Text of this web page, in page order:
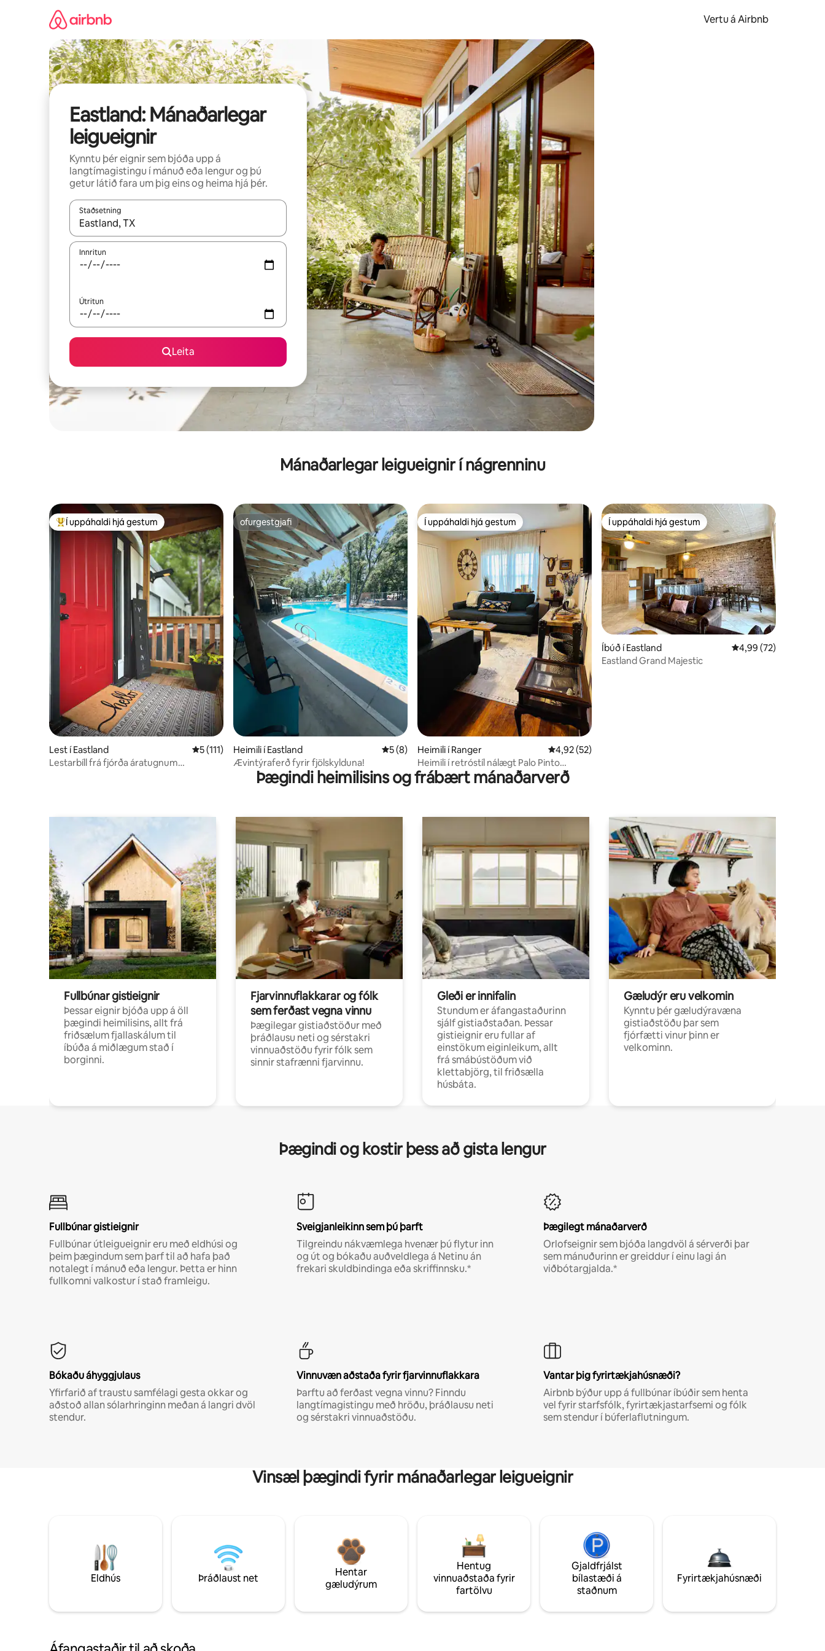
Vertu á Airbnb
Eastland: Mánaðarlegar
leigueignir
Kynntu þér eignir sem bjóða upp á
langtímagistingu í mánuð eða lengur og þú
getur látið fara um þig eins og heima hjá þér.
Staðsetning
Þegar niðurstöður liggja fyrir skaltu nota upp og niður örvalyklana eða skoða með því að snerta eða strjúka.
Innritun
Útritun
Leita
Mánaðarlegar leigueignir í nágrenninu
Í mestu uppáhaldi hjá gestum
Í uppáhaldi hjá gestum
Lest í Eastland 5 af 5 í meðaleinkunn, 111 umsagnir
5 (111)
Lestarbíll frá fjórða áratugnum
ofurgestgjafi
ofurgestgjafi
Heimili í Eastland 5 af 5 í meðaleinkunn, 8 umsagnir
5 (8)
Ævintýraferð fyrir fjölskylduna!
Í uppáhaldi hjá gestum
Í uppáhaldi hjá gestum
Heimili í Ranger 4,92 af 5 í meðaleinkunn, 52 umsagnir
4,92 (52)
Heimili í retróstíl nálægt Palo Pinto
Mountains-þjóðgarðinum
Í uppáhaldi hjá gestum
Í uppáhaldi hjá gestum
Íbúð í Eastland 4,99 af 5 í
4,99 (72)
Eastland Grand Majestic
Þægindi heimilisins og frábært mánaðarverð
Fullbúnar gistieignir
Þessar eignir bjóða upp á öll
þægindi heimilisins, allt frá
friðsælum fjallaskálum til
íbúða á miðlægum stað í
borginni.
Fjarvinnuflakkarar og fólk
sem ferðast vegna vinnu
Þægilegar gistiaðstöður með
þráðlausu neti og sérstakri
vinnuaðstöðu fyrir fólk sem
sinnir stafrænni fjarvinnu.
Gleði er innifalin
Stundum er áfangastaðurinn
sjálf gistiaðstaðan. Þessar
gistieignir eru fullar af
einstökum eiginleikum, allt
frá smábústöðum við
klettabjörg, til friðsælla
húsbáta.
Gæludýr eru velkomin
Kynntu þér gæludýravæna
gistiaðstöðu þar sem
fjórfætti vinur þinn er
velkominn.
Þægindi og kostir þess að gista lengur
Fullbúnar gistieignir
Fullbúnar útleigueignir eru með eldhúsi og
þeim þægindum sem þarf til að hafa það
notalegt í mánuð eða lengur. Þetta er hinn
fullkomni valkostur í stað framleigu.
Sveigjanleikinn sem þú þarft
Tilgreindu nákvæmlega hvenær þú flytur inn
og út og bókaðu auðveldlega á Netinu án
frekari skuldbindinga eða skriffinnsku.*
Þægilegt mánaðarverð
Orlofseignir sem bjóða langdvöl á sérverði þar
sem mánuðurinn er greiddur í einu lagi án
viðbótargjalda.*
Bókaðu áhyggjulaus
Yfirfarið af traustu samfélagi gesta okkar og
aðstoð allan sólarhringinn meðan á langri dvöl
stendur.
Vinnuvæn aðstaða fyrir fjarvinnuflakkara
Þarftu að ferðast vegna vinnu? Finndu
langtímagistingu með hröðu, þráðlausu neti
og sérstakri vinnuaðstöðu.
Vantar þig fyrirtækjahúsnæði?
Airbnb býður upp á fullbúnar íbúðir sem henta
vel fyrir starfsfólk, fyrirtækjastarfsemi og fólk
sem stendur í búferlaflutningum.
Vinsæl þægindi fyrir mánaðarlegar leigueignir
Eldhús Þráðlaust net
Hentar
gæludýrum
Hentug
vinnuaðstaða fyrir
fartölvu
Gjaldfrjálst
bílastæði á
staðnum
Fyrirtækjahúsnæði